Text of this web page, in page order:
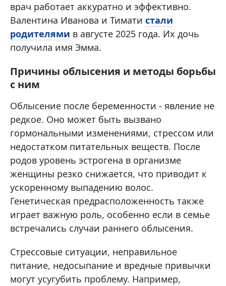
врач работает аккуратно и эффективно.
Валентина Иванова и Тимати стали
родителями в августе 2025 года. Их дочь
получила имя Эмма.
Причины облысения и методы борьбы
с ним
Облысение после беременности - явление не
редкое. Оно может быть вызвано
гормональными изменениями, стрессом или
недостатком питательных веществ. После
родов уровень эстрогена в организме
женщины резко снижается, что приводит к
ускоренному выпадению волос.
Генетическая предрасположенность также
играет важную роль, особенно если в семье
встречались случаи раннего облысения.
Стрессовые ситуации, неправильное
питание, недосыпание и вредные привычки
могут усугубить проблему. Например,